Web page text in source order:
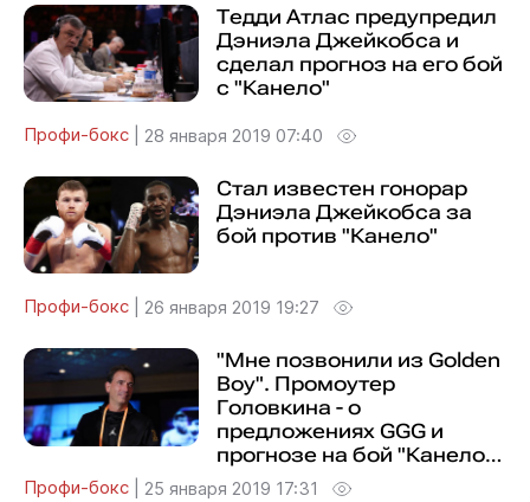
Тедди Атлас предупредил
Дэниэла Джейкобса и
сделал прогноз на его бой
с "Канело"
Профи-бокс 28 января 2019 07:40
Стал известен гонорар
Дэниэла Джейкобса за
бой против "Канело"
Профи-бокс 26 января 2019 19:27
"Мне позвонили из Golden
Boy". Промоутер
Головкина - о
предложениях GGG и
прогнозе на бой "Канело" -
Джейкобс
Профи-бокс 25 января 2019 17:31